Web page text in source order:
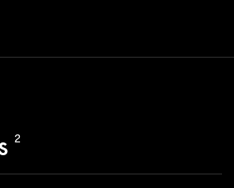
2